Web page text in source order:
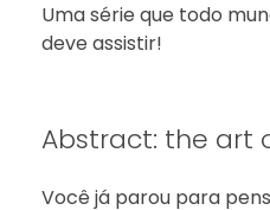
Uma série que todo
deve assistir!
Abstract: the art
Você já parou para